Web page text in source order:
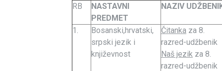
RB
NASTAVNI
PREDMET
NAZIV
1.
Bosanski,hrvatski,
srpski jezik i
književnost
Čitanka za 8.
razred-udžbenik
Naš jezik za 8.
razred-udžbenik